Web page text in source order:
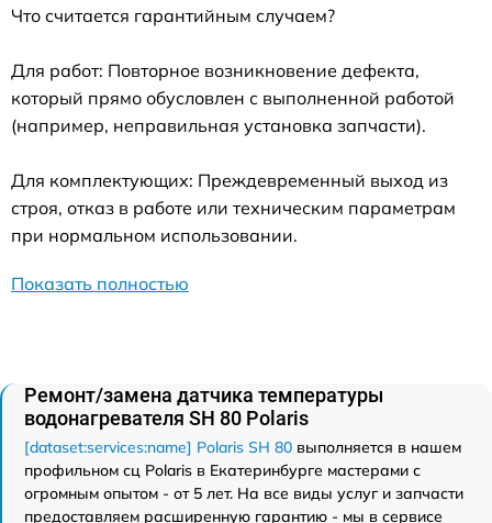
Что считается гарантийным случаем?
Для работ: Повторное возникновение дефекта,
который прямо обусловлен с выполненной работой
(например, неправильная установка запчасти).
Для комплектующих: Преждевременный выход из
строя, отказ в работе или техническим параметрам
при нормальном использовании.
Показать полностью
Ремонт/замена датчика температуры
водонагревателя SH 80 Polaris
[dataset:services:name] Polaris SH 80 выполняется в нашем
профильном сц Polaris в Екатеринбурге мастерами с
огромным опытом - от 5 лет. На все виды услуг и запчасти
предоставляем расширенную гарантию - мы в сервисе